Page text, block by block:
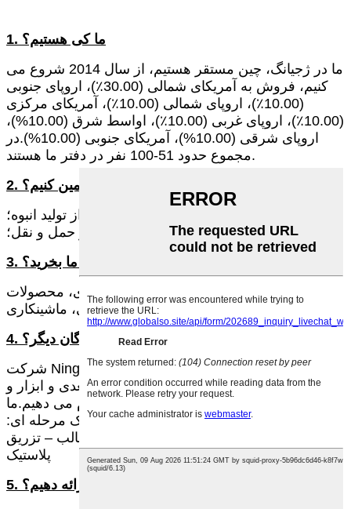
1. ما کی هستیم؟
ما در ژجیانگ، چین مستقر هستیم، از سال 2014 شروع می
کنیم، فروش به آمریکای شمالی (30.00٪)، اروپای جنوبی
(10.00٪)، اروپای شمالی (10.00٪)، آمریکای مرکزی
(10.00٪)، اروپای غربی (10.00٪)، اواسط شرق (10.00%)،
اروپای شرقی (10.00%)، آمریکای جنوبی (10.00%).در
مجموع حدود 51-100 نفر در دفتر ما هستند.
2. چگونه می توانیم کیفیت را تضمین کنیم؟
همیشه یک نمونه پیش تولید قبل از تولید انبوه؛
همیشه بازرسی نهایی قبل از حمل و نقل؛
3. چه چیزی می توانید از ما بخرید؟
قالب، محصولات پلاستیکی، محصولات فلزی، محصولات
دندانپزشکی، ماشینکاری CNC
4. چرا باید از ما خرید کنید نه از تامین کنندگان دیگر؟
شرکت Ningbo P&M Plastic Metal Product Co., Ltd. ما
عمده انواع طراحی سه بعدی، چاپ سه بعدی و ابزار و
محصولات قالب های فلزی پلاستیکی را انجام می دهیم.ما
مهندس و کارخانه خودمان را داریم.عرضه یک مرحله ای:
طراحی سه بعدی – چاپ سه بعدی – ساخت قالب – تزریق
پلاستیک
5. چه خدماتی می توانیم ارائه دهیم؟